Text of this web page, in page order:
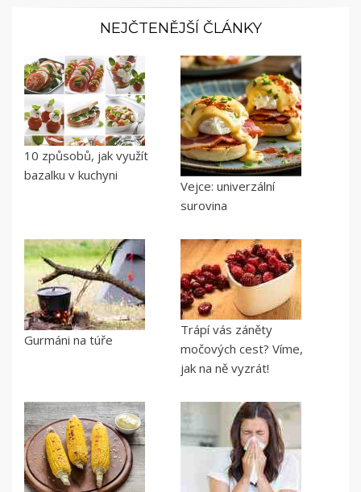
NEJČTENĚJŠÍ ČLÁNKY
10 způsobů, jak využít
bazalku v kuchyni
Vejce: univerzální
surovina
Gurmáni na túře
Trápí vás záněty
močových cest? Víme,
jak na ně vyzrát!